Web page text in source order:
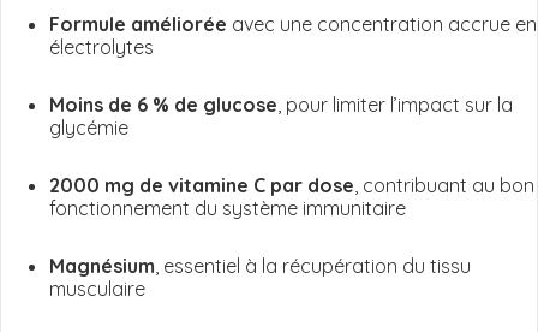
Formule améliorée avec une concentration accrue en
électrolytes
Moins de 6 % de glucose, pour limiter l’impact sur la
glycémie
2000 mg de vitamine C par dose, contribuant au bon
fonctionnement du système immunitaire
Magnésium, essentiel à la récupération du tissu
musculaire